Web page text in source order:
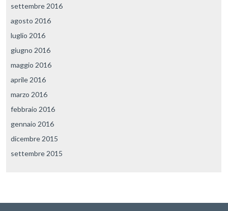
settembre 2016
agosto 2016
luglio 2016
giugno 2016
maggio 2016
aprile 2016
marzo 2016
febbraio 2016
gennaio 2016
dicembre 2015
settembre 2015